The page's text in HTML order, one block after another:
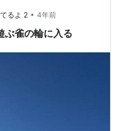
るよ 2 • 4年前
ぶ雀の輪に入る